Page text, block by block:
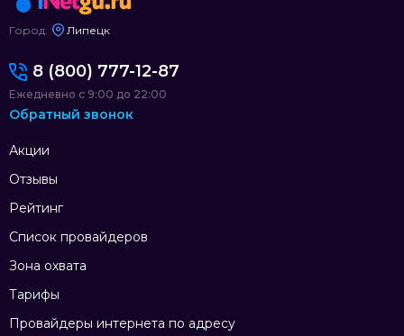
Город: Липецк
Акции
Отзывы
Рейтинг
Список провайдеров
Зона охвата
Тарифы
Провайдеры интернета по адресу
8 (800) 777-12-87
Ежедневно с 9:00 до 22:00
Обратный звонок